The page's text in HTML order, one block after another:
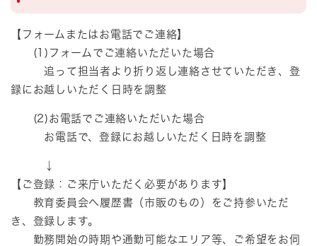
【フォームまたはお電話でご連絡】
(1)フォームでご連絡いただいた場合
追って担当者より折り返し連絡させていただき、登
録にお越しいただく日時を調整
(2)お電話でご連絡いただいた場合
お電話で、登録にお越しいただく日時を調整
↓
【ご登録：ご来庁いただく必要があります】
教育委員会へ履歴書（市販のもの）をご持参いただ
き、登録します。
勤務開始の時期や通勤可能なエリア等、ご希望をお伺